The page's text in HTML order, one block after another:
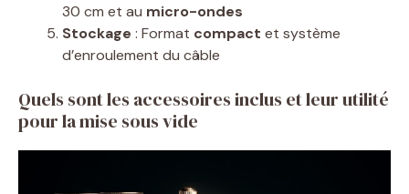
30 cm et au micro-ondes
Stockage : Format compact et système
d’enroulement du câble
Quels sont les accessoires inclus et leur utilité
pour la mise sous vide